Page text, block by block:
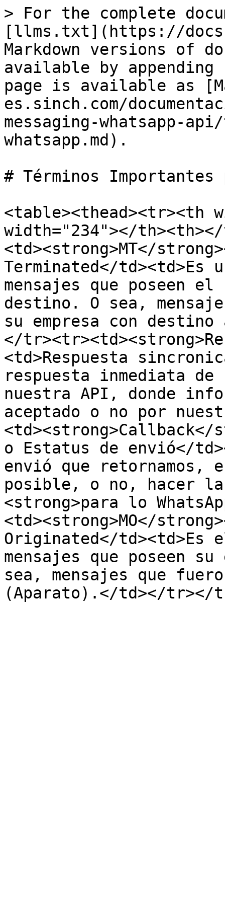
> For the complete
[llms.txt](https://
Markdown versions of
available by
page is available as
es.sinch.com/
messaging-whatsapp-
whatsapp.md).
# Términos Importantes
<table><thead><tr><th
width="234"></
<td><strong>MT</
Terminated</
mensajes que poseen
destino. O sea,
su empresa con
</
<td>Respuesta
respuesta inmediata
nuestra API, donde
aceptado o no por
o Estatus de envió</
envió que retornamos,
posible, o no, hacer la
<strong>para lo
<td><strong>MO</
Originated</
mensajes que poseen
sea, mensajes que